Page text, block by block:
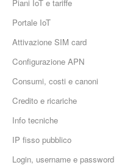
Piani IoT e tariffe
Portale IoT
Attivazione SIM card
Configurazione APN
Consumi, costi e canoni
Credito e ricariche
Info tecniche
IP fisso pubblico
Login, username e password